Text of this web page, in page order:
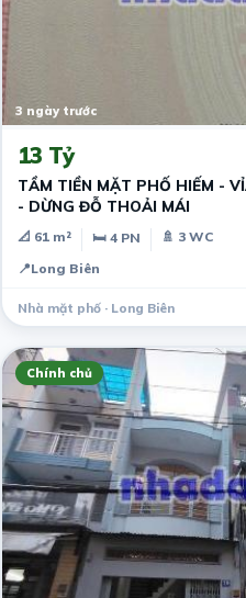
3 ngày trước
13 Tỷ
TẦM TIỀN MẶT PHỐ HIẾM -
- DỪNG ĐỖ THOẢI MÁI
📐 61 m² 🛏 4 PN
🚿 3 WC
📍Long Biên
Nhà mặt phố · Long Biên
Chính chủ